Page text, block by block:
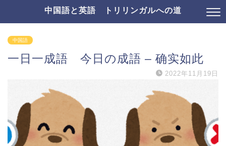
中国語と英語 トリリンガルへの道
中国語
一日一成語 今日の成語 – 确实如此
2022年11月19日